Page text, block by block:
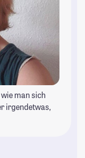
man sich
irgendetwas,